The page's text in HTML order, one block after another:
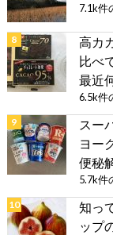
7.1k件
高カ
比べ
最近
6.5k件
スー
ヨー
便秘
5.7k件
知っ
ップ